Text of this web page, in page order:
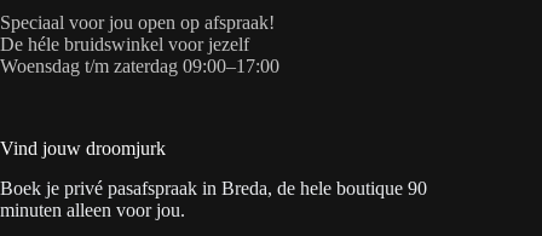
Speciaal voor jou open op afspraak!
De héle bruidswinkel voor jezelf
Woensdag t/m zaterdag 09:00–17:00
Vind jouw droomjurk
Boek je privé pasafspraak in Breda, de hele boutique 90
minuten alleen voor jou.